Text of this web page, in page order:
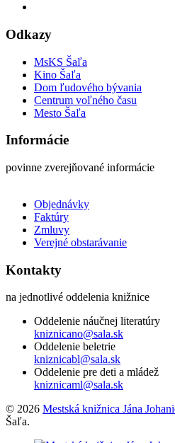
Odkazy
MsKS Šaľa
Kino Šaľa
Dom ľudového bývania
Centrum voľného času
Mesto Šaľa
Informácie
povinne zverejňované informácie
Objednávky
Faktúry
Zmluvy
Verejné obstarávanie
Kontakty
na jednotlivé oddelenia knižnice
Oddelenie náučnej literatúry
kniznicano@sala.sk
Oddelenie beletrie
kniznicabl@sala.sk
Oddelenie pre deti a mládež
kniznicaml@sala.sk
© 2026 Mestská knižnica Jána
Šaľa.